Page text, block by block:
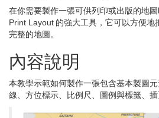
在你需要製作一張可供列印或出版的地
Print Layout 的強大工具，它可以方便地
完整的地圖。
內容說明
本教學示範如何製作一張包含基本製圖
線、方位標示、比例尺、圖例與標籤、插